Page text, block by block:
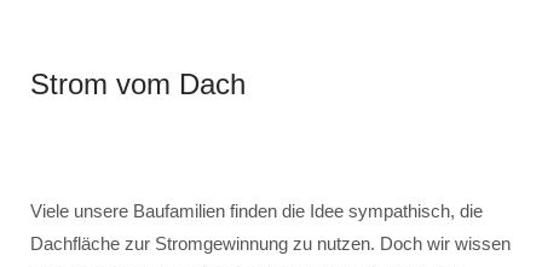
Strom vom Dach
Viele unsere Baufamilien finden die Idee sympathisch, die
Dachfläche zur Stromgewinnung zu nutzen. Doch wir wissen